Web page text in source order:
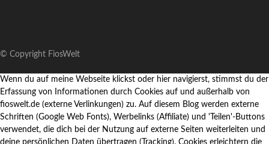
© Copyright FiosWelt
Wenn du auf meine Webseite klickst oder hier navigierst, stimmst du der
Erfassung von Informationen durch Cookies auf und außerhalb von
fioswelt.de (externe Verlinkungen) zu. Auf diesem Blog werden externe
Schriften (Google Web Fonts), Werbelinks (Affiliate) und 'Teilen'-Buttons
verwendet, die dich bei der Nutzung auf externe Seiten weiterleiten und
deine persönlichen Daten übertragen (Tracking). Cookies erleichtern die